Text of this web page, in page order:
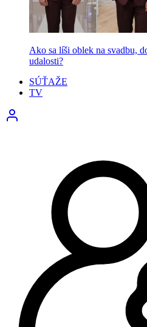
Ako sa líši oblek na svadbu,
udalosti?
SÚŤAŽE
TV